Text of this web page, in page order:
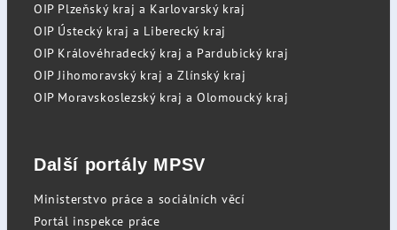
OIP Plzeňský kraj a Karlovarský kraj
OIP Ústecký kraj a Liberecký kraj
OIP Královéhradecký kraj a Pardubický kraj
OIP Jihomoravský kraj a Zlínský kraj
OIP Moravskoslezský kraj a Olomoucký kraj
Další portály MPSV
Ministerstvo práce a sociálních věcí
Portál inspekce práce